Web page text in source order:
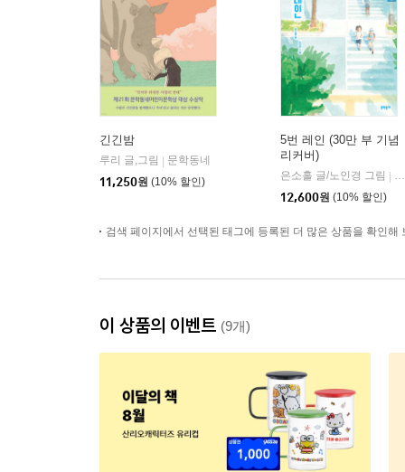
긴긴밤
루리 글,그림
문학동네
11,250원 (10% 할인)
5번 레인 (30만 부 기념
리커버)
은소홀 글/노인경 그림
12,600원 (10% 할인)
검색 페이지에서 선택된 태그에 등록된 더 많은 상품을 확인해
이 상품의 이벤트 (9개)